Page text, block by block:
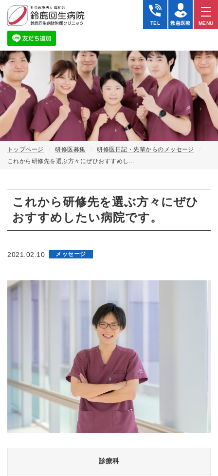
TEL 救急医療 MENU
トップページ 研修医募集
研修医日記・先輩からのメッセージ
これから研修先を選ぶ方々にぜひおすすめし...
これから研修先を選ぶ方々にぜひ
おすすめしたい病院です。
2021.02.10 メッセージ
診療科